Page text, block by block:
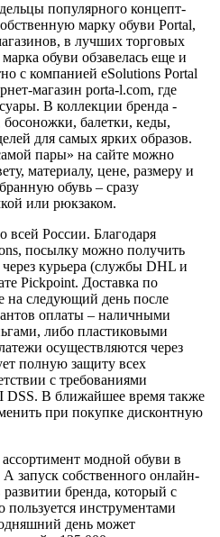
популярного концепт-
марку обуви Portal,
в лучших торговых
обуви обзавелась еще и
с компанией eSolutions Portal
магазин porta-l.com, где
В коллекции бренда -
балетки, кеды,
для самых ярких образов.
пары» на сайте можно
материалу, цене, размеру и
обувь – сразу
или рюкзаком.
всей России. Благодаря
посылку можно получить
курьера (службы DHL и
Pickpoint. Доставка по
на следующий день после
оплаты – наличными
либо пластиковыми
осуществляются через
полную защиту всех
с требованиями
DSS. В ближайшее время также
при покупке дисконтную
модной обуви в
запуск собственного онлайн-
бренда, который с
инструментами
день может